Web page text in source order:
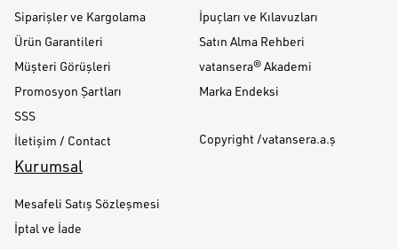
Siparişler ve Kargolama
Ürün Garantileri
Müşteri Görüşleri
Promosyon Şartları
SSS
İletişim / Contact
İpuçları ve Kılavuzları
Satın Alma Rehberi
vatansera® Akademi
Marka Endeksi
Copyright /vatansera.a.ş
Kurumsal
Mesafeli Satış Sözleşmesi
İptal ve İade